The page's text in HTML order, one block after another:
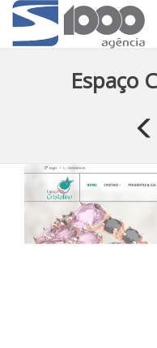
Espaço